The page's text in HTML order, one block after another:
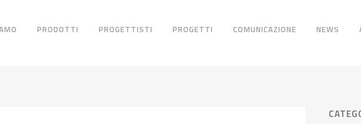
PRODOTTI PROGETTISTI PROGETTI COMUNICAZIONE NEWS